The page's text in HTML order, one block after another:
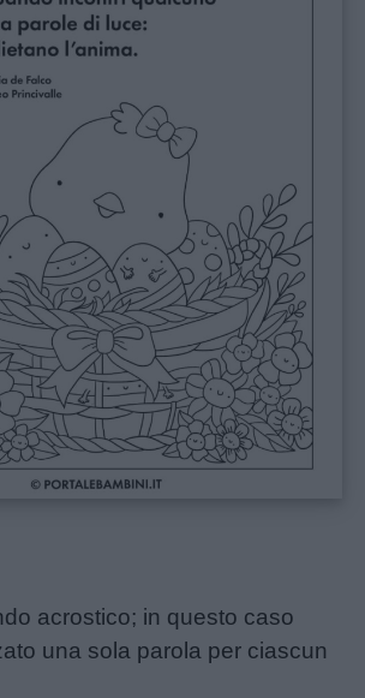
acrostico; in questo caso
una sola parola per ciascun